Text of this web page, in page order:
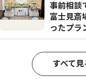
事前相談
富士見
ったプラ
すべて見